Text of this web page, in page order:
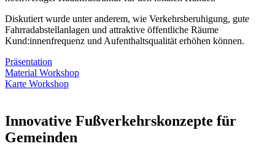
Diskutiert wurde unter anderem, wie Verkehrsberuhigung, gute
Fahrradabstellanlagen und attraktive öffentliche Räume
Kund:innenfrequenz und Aufenthaltsqualität erhöhen können.
Präsentation
Material Workshop
Karte Workshop
Innovative Fußverkehrskonzepte für
Gemeinden